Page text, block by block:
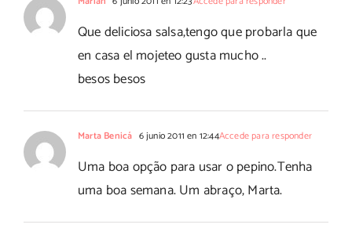
Que deliciosa salsa,tengo que probarla que
en casa el mojeteo gusta mucho ..
besos besos
Marta Benicá 6 junio 2011 en 12:44Accede para responder
Uma boa opção para usar o pepino.Tenha
uma boa semana. Um abraço, Marta.